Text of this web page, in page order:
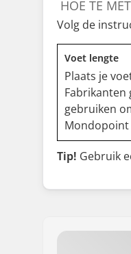
HOE TE
Volg de
Voet lengte
Plaats je
Fabrikanten
gebruiken
Mondopoint
Tip! Gebruik